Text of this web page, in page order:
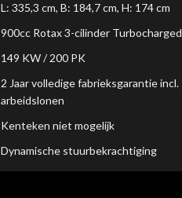
L: 335,3 cm, B: 184,7 cm, H: 174 cm
900cc Rotax 3-cilinder Turbocharged
149 KW / 200 PK
2 Jaar volledige fabrieksgarantie incl.
arbeidslonen
Kenteken niet mogelijk
Dynamische stuurbekrachtiging